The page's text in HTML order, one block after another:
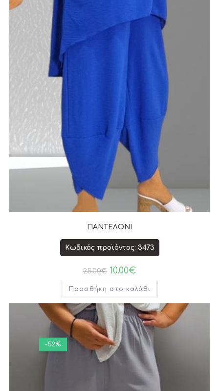
ΠΑΝΤΕΛΟΝΙ
Κωδικός προϊόντος: 3473
25.00€ 10.00€
Προσθήκη στο καλάθι
-52%